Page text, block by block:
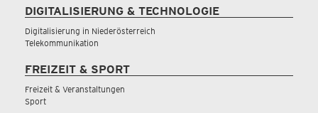
DIGITALISIERUNG & TECHNOLOGIE
Digitalisierung in Niederösterreich
Telekommunikation
FREIZEIT & SPORT
Freizeit & Veranstaltungen
Sport